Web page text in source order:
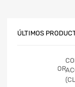
ÚLTIMOS